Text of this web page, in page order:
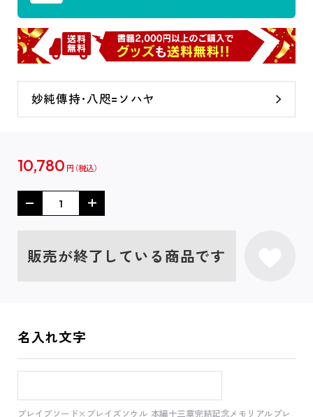
妙純傳持･八咫=ソハヤ
10,780 円
販売が終了している商品です
名入れ文字
ブレイブソード×ブレイズソウル 本編十三章完結記念メモリアルプレ